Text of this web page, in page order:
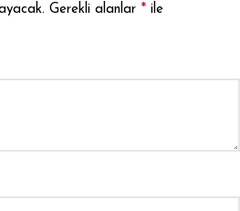
Gerekli alanlar * ile